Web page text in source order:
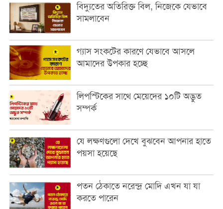
বিদ্যুতের অতিরিক্ত বিল, নিজেকে যেভাবে
সামলাবেন
গ্যাস সংকটের কারণে যেভাবে আসলে
আমাদের উপকার হচ্ছে
লিপস্টিকের সাথে মেয়েদের ১০টি অদ্ভুত
সম্পর্ক
যে লক্ষণগুলো দেখে বুঝবেন আপনার হাতে
পয়সা হয়েছে
পতন ঠেকাতে নরেন্দ্র মোদি এখন যা যা
করতে পারেন